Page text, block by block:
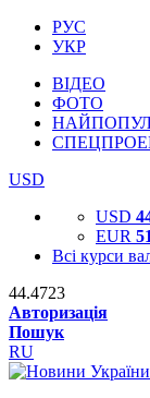
РУС
УКР
ВІДЕО
ФОТО
USD
USD
EUR
Всі курси
44.4723
Авторизація
Пошук
RU